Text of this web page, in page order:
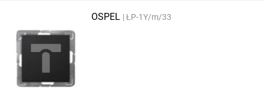
OSPEL ŁP-1Y/m/33